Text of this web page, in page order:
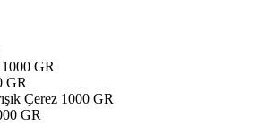
GR
GR
Çerez 1000 GR
GR